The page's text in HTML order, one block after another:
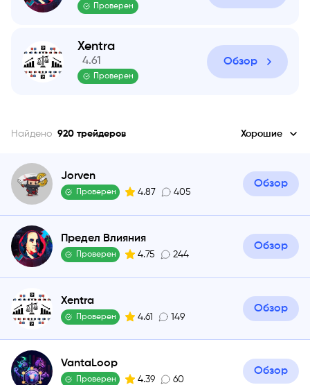
Проверен
Xentra
4.61
Проверен
Обзор
Найдено 920 трейдеров Хорошие
Jorven
Проверен 4.87 405
Обзор
Предел Влияния
Проверен 4.75 244
Обзор
Xentra
Проверен 4.61 149
Обзор
VantaLoop
Проверен 4.39 60
Обзор